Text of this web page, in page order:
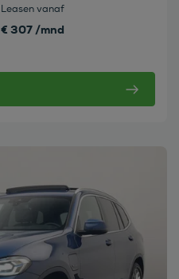
Leasen vanaf
€ 307 /mnd